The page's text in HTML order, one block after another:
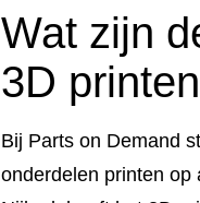
Wat zijn
3D
Bij Parts on Demand
onderdelen printen op